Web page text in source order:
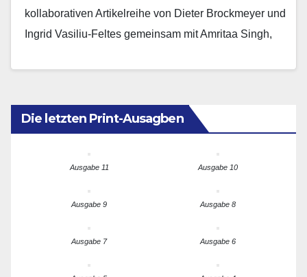
kollaborativen Artikelreihe von Dieter Brockmeyer und
Ingrid Vasiliu-Feltes gemeinsam mit Amritaa Singh,
Die letzten Print-Ausagben
Ausgabe 11 Ausgabe 10
Ausgabe 9 Ausgabe 8
Ausgabe 7 Ausgabe 6